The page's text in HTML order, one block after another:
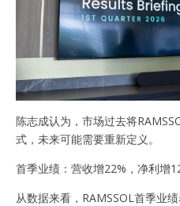
陈志成认为，市场过去将
式，未来可能需要重新定义。
首季业绩：营收增22%，净利增
从数据来看，RAMSSOL首季业绩